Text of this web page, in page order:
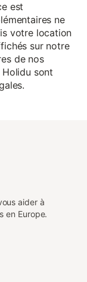
est
ne
votre location
sur notre
de nos
sont
aider à
en Europe.